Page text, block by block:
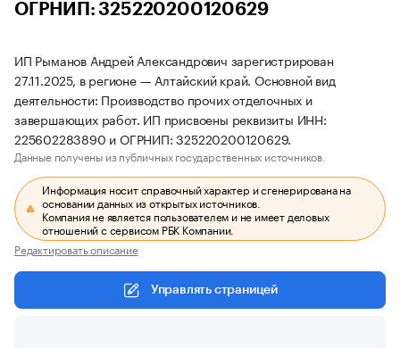
ОГРНИП: 325220200120629
ИП Рыманов Андрей Александрович зарегистрирован
27.11.2025, в регионе — Алтайский край. Основной вид
деятельности: Производство прочих отделочных и
завершающих работ. ИП присвоены реквизиты ИНН:
225602283890 и ОГРНИП: 325220200120629.
Данные получены из публичных государственных источников.
Информация носит справочный характер и сгенерирована на
основании данных из открытых источников.
Компания не является пользователем и не имеет деловых
отношений с сервисом РБК Компании.
Редактировать описание
Управлять страницей